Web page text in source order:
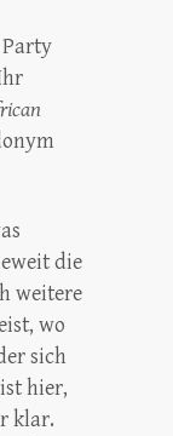
die
weitere
wo
sich
hier,
klar.